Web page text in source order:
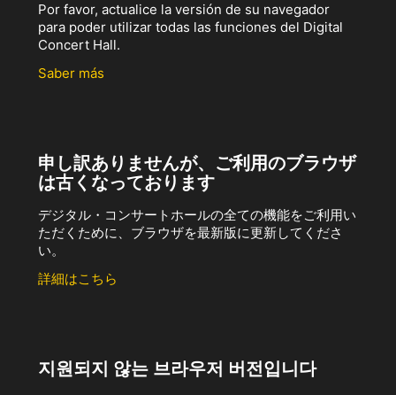
Por favor, actualice la versión de su navegador
para poder utilizar todas las funciones del Digital
Concert Hall.
Saber más
申し訳ありませんが、ご利用のブラウザ
は古くなっております
デジタル・コンサートホールの全ての機能をご利用い
ただくために、ブラウザを最新版に更新してくださ
い。
詳細はこちら
지원되지 않는 브라우저 버전입니다